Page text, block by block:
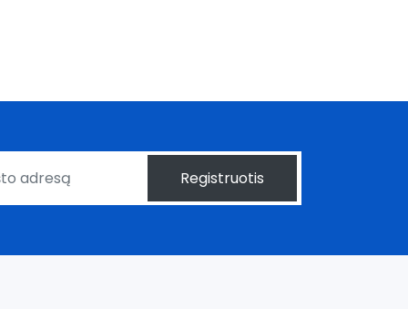
Registruotis